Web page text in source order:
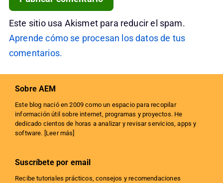
Este sitio usa Akismet para reducir el spam.
Aprende cómo se procesan los datos de tus
comentarios.
Sobre AEM
Este blog nació en 2009 como un espacio para recopilar
información útil sobre internet, programas y proyectos. He
dedicado cientos de horas a analizar y revisar servicios, apps y
software. [ Leer más
Suscríbete por email
Recibe tutoriales prácticos, consejos y recomendaciones